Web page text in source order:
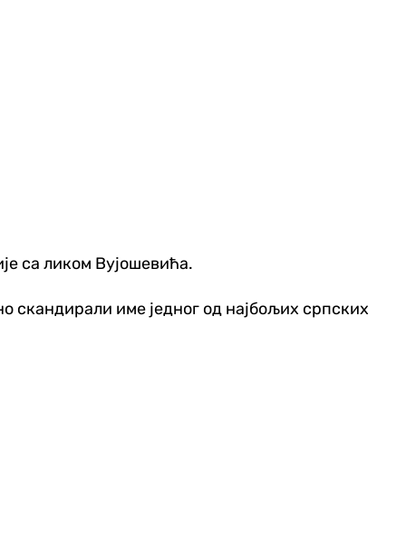
са ликом Вујошевића.
скандирали име једног од најбољих српских